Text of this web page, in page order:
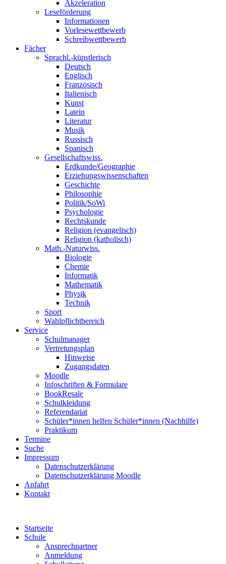
Akzeleration
Leseförderung
Informationen
Vorlesewettbewerb
Schreibwettbewerb
Fächer
Sprachl.-künstlerisch
Deutsch
Englisch
Französisch
Italienisch
Kunst
Latein
Literatur
Musik
Russisch
Spanisch
Gesellschaftswiss.
Erdkunde/Geographie
Erziehungswissenschaften
Geschichte
Philosophie
Politik/SoWi
Psychologie
Rechtskunde
Religion (evangelisch)
Religion (katholisch)
Math.-Naturwiss.
Biologie
Chemie
Informatik
Mathematik
Physik
Technik
Sport
Wahlpflichtbereich
Service
Schulmanager
Vertretungsplan
Hinweise
Zugangsdaten
Moodle
Infoschriften & Formulare
BookResale
Schulkleidung
Referendariat
Schüler*innen helfen Schüler*innen (Nachhilfe)
Praktikum
Termine
Suche
Impressum
Datenschutzerklärung
Datenschutzerklärung Moodle
Anfahrt
Kontakt
Startseite
Schule
Ansprechpartner
Anmeldung